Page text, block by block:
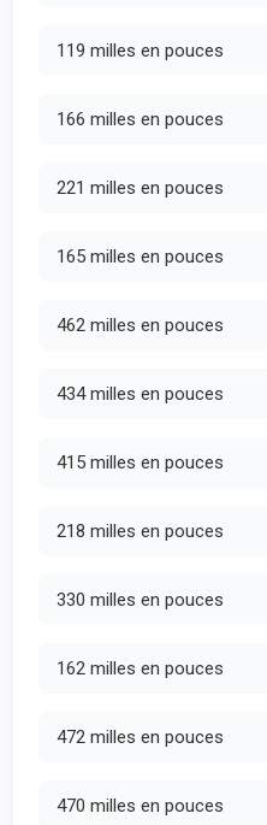
119 milles en pouces
166 milles en pouces
221 milles en pouces
165 milles en pouces
462 milles en pouces
434 milles en pouces
415 milles en pouces
218 milles en pouces
330 milles en pouces
162 milles en pouces
472 milles en pouces
470 milles en pouces